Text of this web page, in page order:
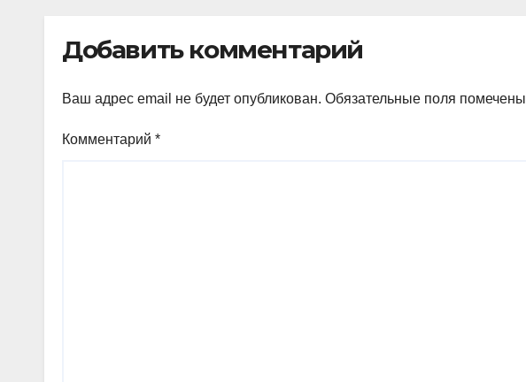
Добавить комментарий
Ваш адрес email не будет опубликован. Обязательные поля помечены
Комментарий *